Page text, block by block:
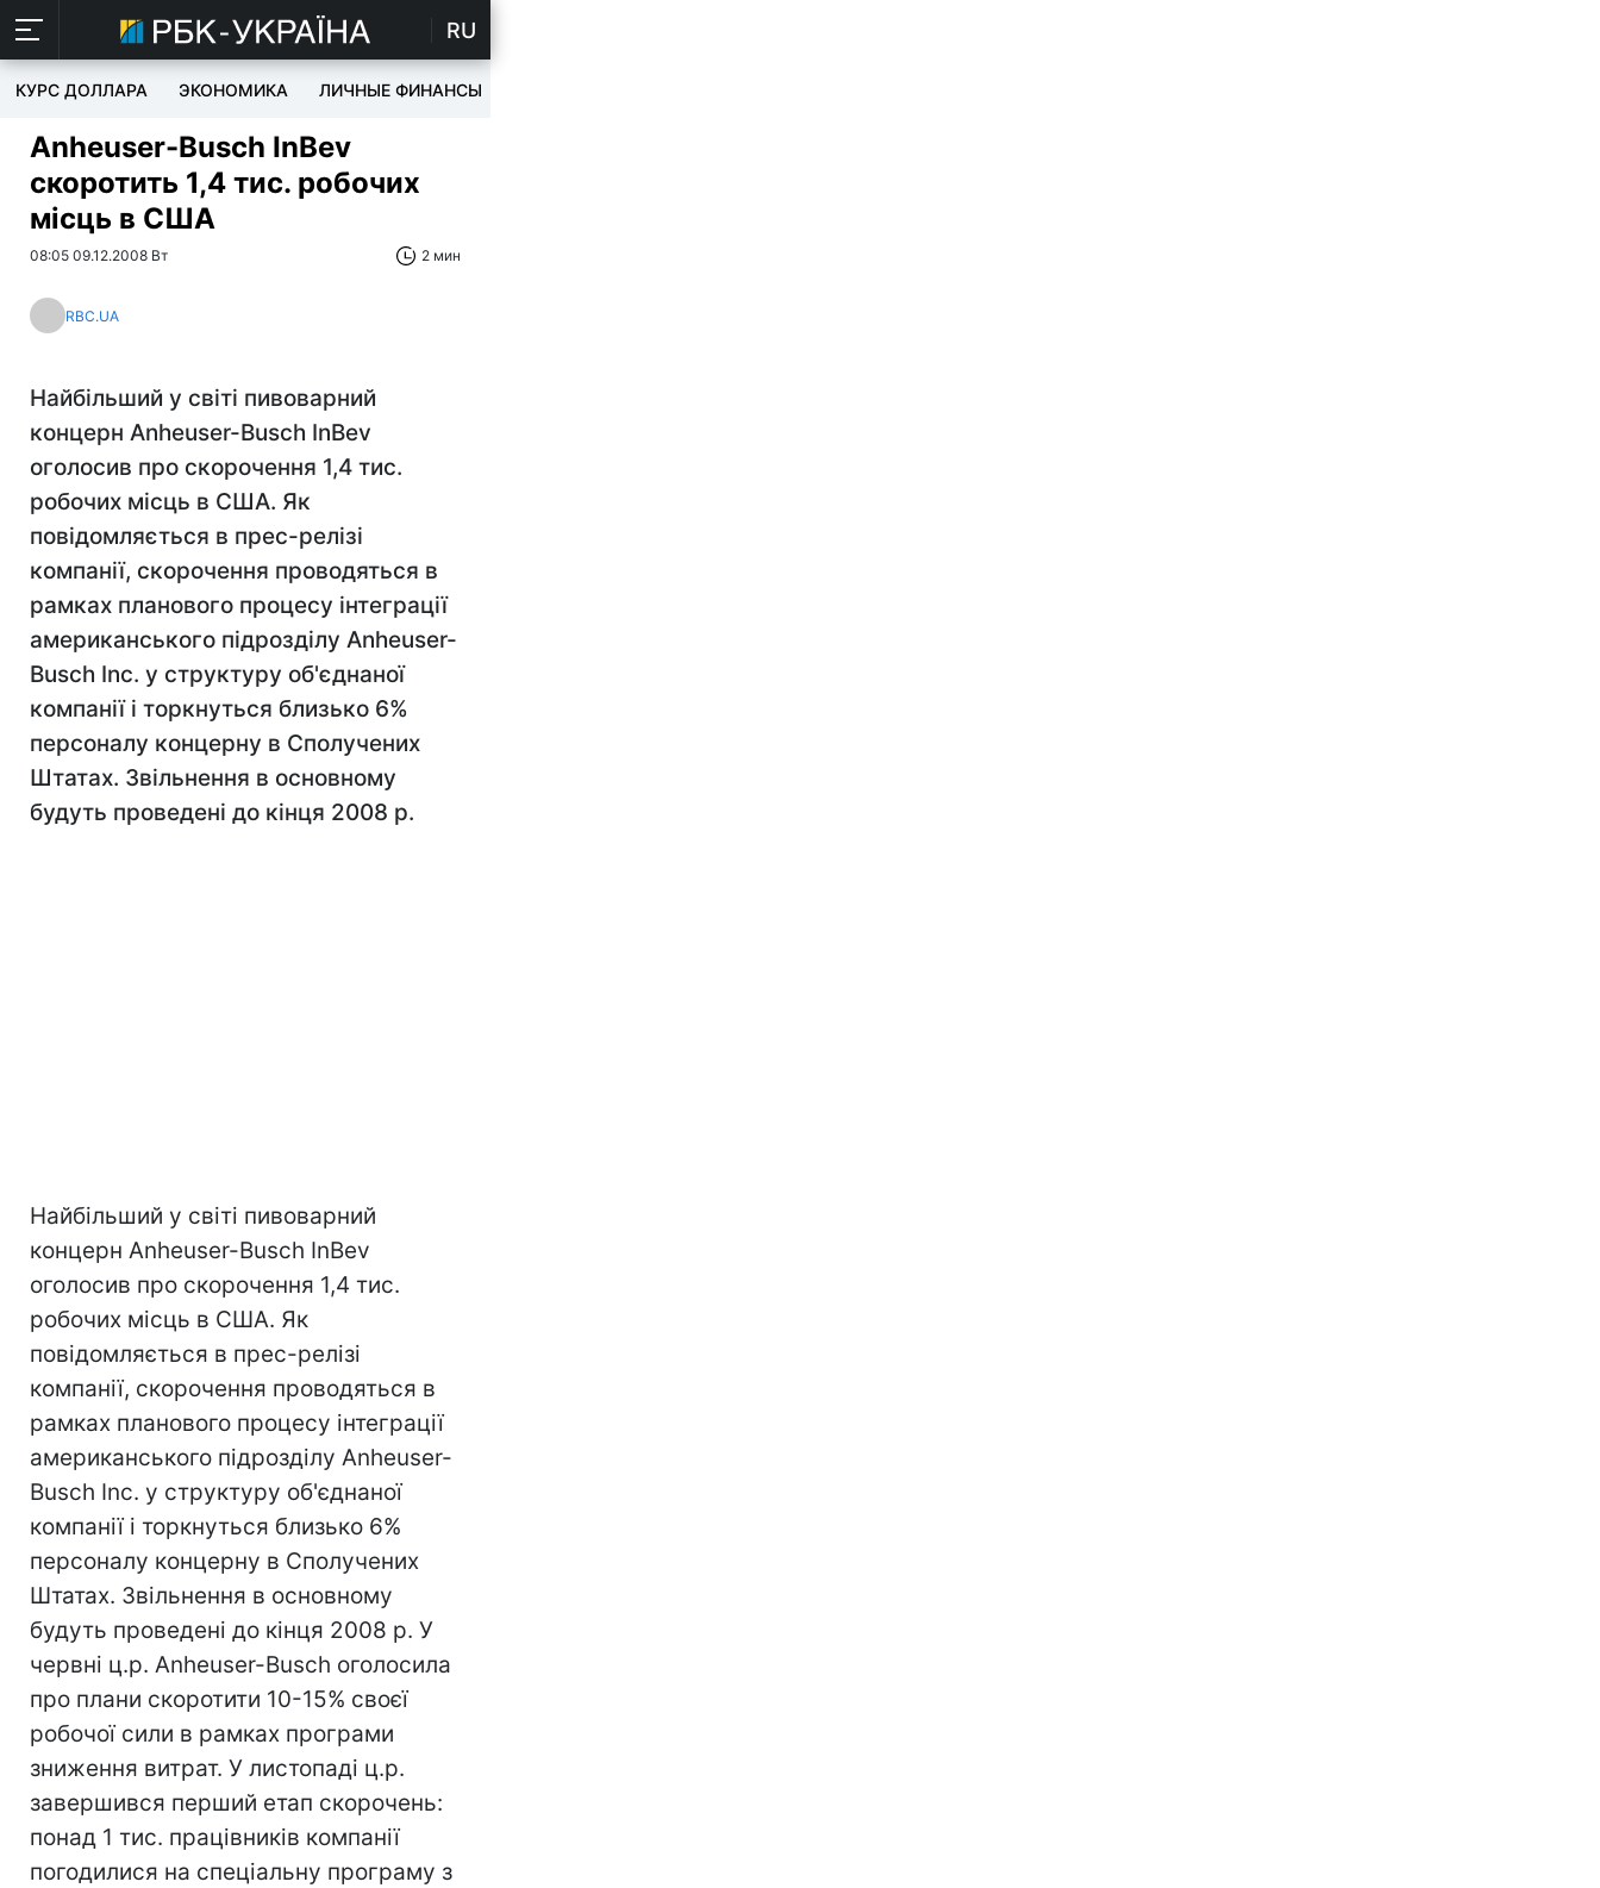
RU
КУРС ДОЛЛАРА ЭКОНОМИКА ЛИЧНЫЕ ФИНАНСЫ
Anheuser-Вusch InВev
скоротить 1,4 тис. робочих
місць в США
08:05 09.12.2008 Вт 2 мин
RBC.UA
Найбільший у світі пивоварний
концерн Anheuser-Вusch InВev
оголосив про скорочення 1,4 тис.
робочих місць в США. Як
повідомляється в прес-релізі
компанії, скорочення проводяться в
рамках планового процесу інтеграції
американського підрозділу Anheuser-
Вusch Inc. у структуру об'єднаної
компанії і торкнуться близько 6%
персоналу концерну в Сполучених
Штатах. Звільнення в основному
будуть проведені до кінця 2008 р.
Найбільший у світі пивоварний
концерн Anheuser-Вusch InВev
оголосив про скорочення 1,4 тис.
робочих місць в США. Як
повідомляється в прес-релізі
компанії, скорочення проводяться в
рамках планового процесу інтеграції
американського підрозділу Anheuser-
Вusch Inc. у структуру об'єднаної
компанії і торкнуться близько 6%
персоналу концерну в Сполучених
Штатах. Звільнення в основному
будуть проведені до кінця 2008 р. У
червні ц.р. Anheuser-Вusch оголосила
про плани скоротити 10-15% своєї
робочої сили в рамках програми
зниження витрат. У листопаді ц.р.
завершився перший етап скорочень:
понад 1 тис. працівників компанії
погодилися на спеціальну програму з